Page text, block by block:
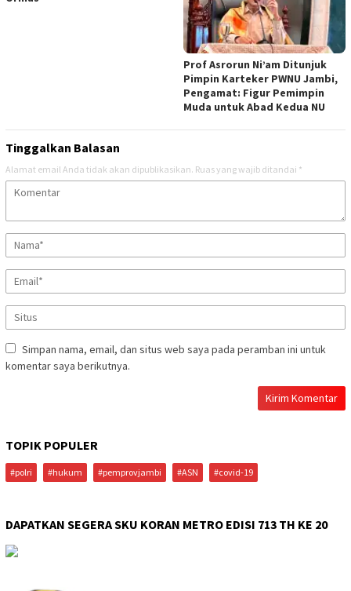
Prof Asrorun Ni’am Ditunjuk
Pimpin Karteker PWNU Jambi,
Pengamat: Figur Pemimpin
Muda untuk Abad Kedua NU
Tinggalkan Balasan
Alamat email Anda tidak akan dipublikasikan. Ruas yang wajib ditandai *
Simpan nama, email, dan situs web saya pada peramban ini untuk
komentar saya berikutnya.
TOPIK POPULER
#polri #hukum #pemprovjambi #ASN #covid-19
DAPATKAN SEGERA SKU KORAN METRO EDISI 713 TH KE 20